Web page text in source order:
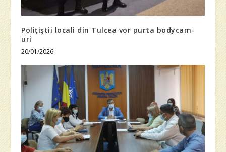
Poliţiştii locali din Tulcea vor purta bodycam-
uri
20/01/2026